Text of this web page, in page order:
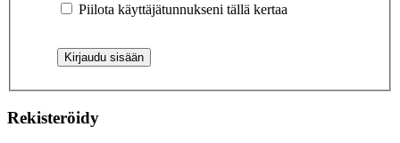
Piilota käyttäjätunnukseni tällä kertaa
Rekisteröidy